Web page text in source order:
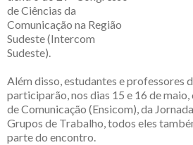
de Ciências da
Comunicação na Região
Sudeste (Intercom
Sudeste).
Além disso, estudantes e professores
participarão, nos dias 15 e 16 de
de Comunicação (Ensicom), da
Grupos de Trabalho, todos eles
parte do encontro.